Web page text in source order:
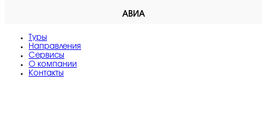
АВИА
Туры
Направления
Сервисы
O компании
Контакты